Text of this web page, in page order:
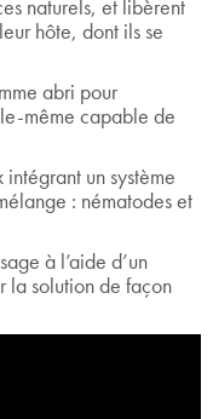
naturels, et libèrent
hôte, dont ils se
abri pour
même capable de
un système
: nématodes et
à l’aide d’un
la solution de façon